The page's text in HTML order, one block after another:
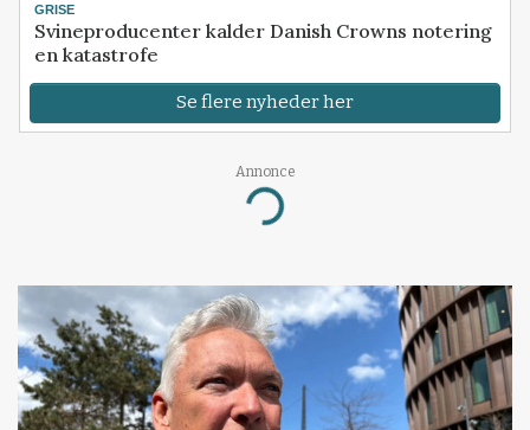
GRISE
Svineproducenter kalder Danish Crowns notering
en katastrofe
Se flere nyheder her
Annonce
Loading...